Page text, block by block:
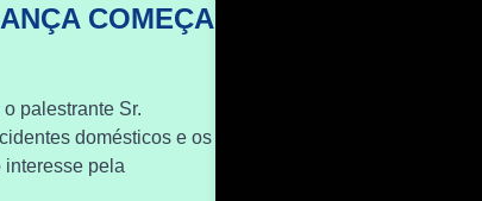
COMEÇA
palestrante Sr.
domésticos e os
pela